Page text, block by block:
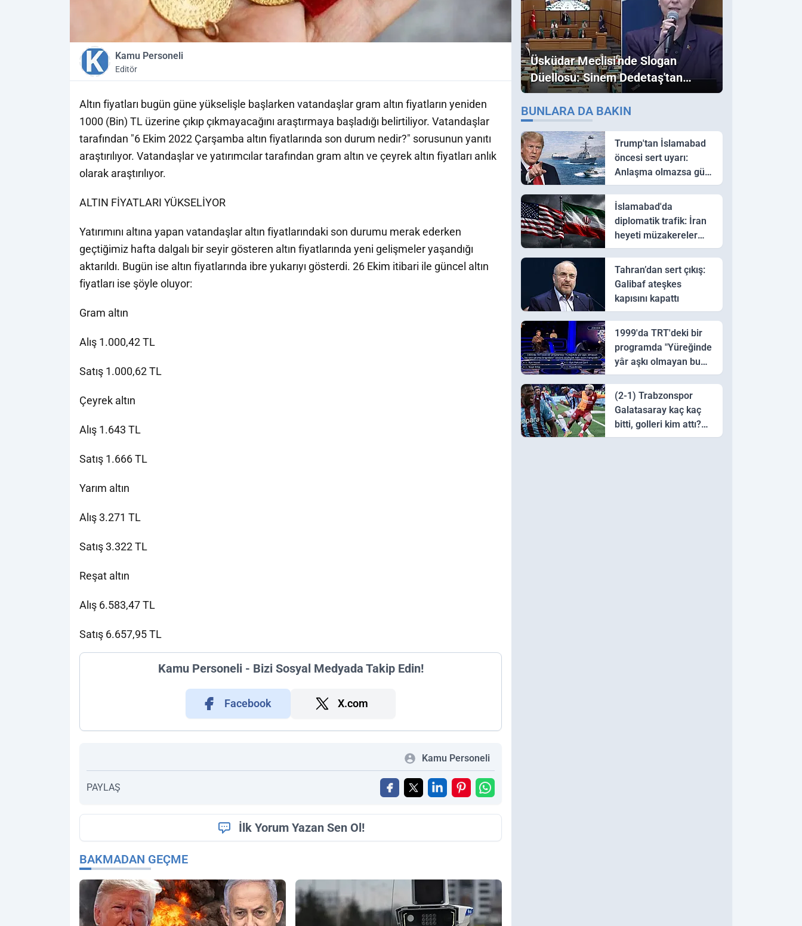
Kamu Personeli
Editör
Altın fiyatları bugün güne yükselişle başlarken vatandaşlar gram altın fiyatların yeniden
1000 (Bin) TL üzerine çıkıp çıkmayacağını araştırmaya başladığı belirtiliyor. Vatandaşlar
tarafından "6 Ekim 2022 Çarşamba altın fiyatlarında son durum nedir?" sorusunun yanıtı
araştırılıyor. Vatandaşlar ve yatırımcılar tarafından gram altın ve çeyrek altın fiyatları anlık
olarak araştırılıyor.
ALTIN FİYATLARI YÜKSELİYOR
Yatırımını altına yapan vatandaşlar altın fiyatlarındaki son durumu merak ederken
geçtiğimiz hafta dalgalı bir seyir gösteren altın fiyatlarında yeni gelişmeler yaşandığı
aktarıldı. Bugün ise altın fiyatlarında ibre yukarıyı gösterdi. 26 Ekim itibari ile güncel altın
fiyatları ise şöyle oluyor:
Gram altın
Alış 1.000,42 TL
Satış 1.000,62 TL
Çeyrek altın
Alış 1.643 TL
Satış 1.666 TL
Yarım altın
Alış 3.271 TL
Satış 3.322 TL
Reşat altın
Alış 6.583,47 TL
Satış 6.657,95 TL
Kamu Personeli - Bizi Sosyal Medyada Takip Edin!
Facebook X.com
Kamu Personeli
PAYLAŞ
İlk Yorum Yazan Sen Ol!
BAKMADAN GEÇME
Üsküdar Meclisi'nde Slogan
Düellosu: Sinem Dedetaş'tan
Ezber Bozan "Erdoğan" ve
"İmamoğlu" Çıkışı!
BUNLARA DA BAKIN
Trump'tan İslamabad
öncesi sert uyarı:
Anlaşma olmazsa güç
kullanırız
İslamabad'da
diplomatik trafik: İran
heyeti müzakereler
için Pakistan'a ulaştı
Tahran’dan sert çıkış:
Galibaf ateşkes
kapısını kapattı
1999'da TRT'deki bir
programda "Yüreğinde
yâr aşkı olmayan bu
sazı çalarsa tingirdatır"
sözünü söyleyen halk
ozanı hangisidir?
(2-1) Trabzonspor
Galatasaray kaç kaç
bitti, golleri kim attı?
Trabzonspor